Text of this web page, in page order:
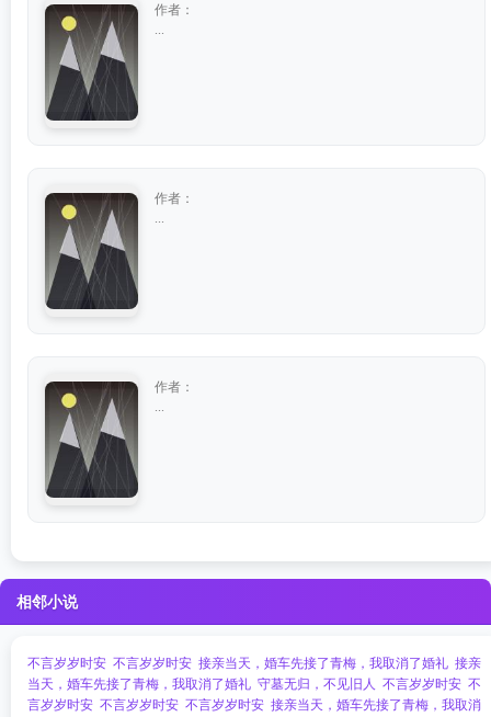
作者：
作者：
作者：
相邻小说
不言岁岁时安 不言岁岁时安 接亲当天，婚车先接了青梅，我取消了婚礼 接亲
当天，婚车先接了青梅，我取消了婚礼 守墓无归，不见旧人 不言岁岁时安 不
言岁岁时安 不言岁岁时安 不言岁岁时安 接亲当天，婚车先接了青梅，我取消